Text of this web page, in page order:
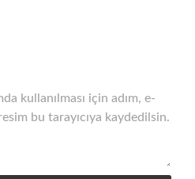
kullanılması için adım, e-
bu tarayıcıya kaydedilsin.